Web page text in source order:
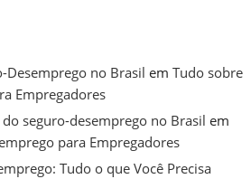
Desemprego no Brasil em Tudo sobre
Empregadores
seguro-desemprego no Brasil em
para Empregadores
Tudo o que Você Precisa